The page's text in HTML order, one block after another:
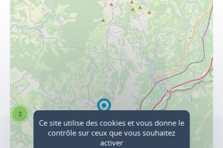
3
Ce site utilise des cookies et vous donne le
contrôle sur ceux que vous souhaitez
activer